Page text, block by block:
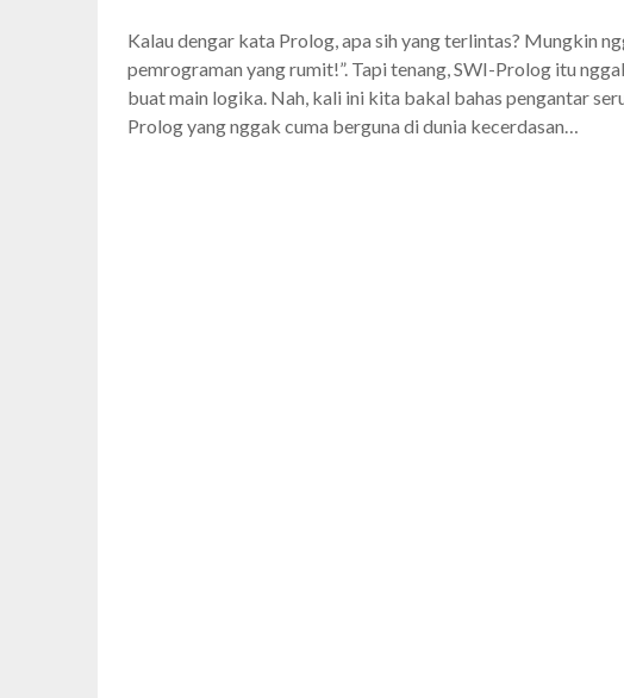
Kalau dengar kata Prolog, apa sih yang terlintas? Mungkin
pemrograman yang rumit!”. Tapi tenang, SWI-Prolog itu
buat main logika. Nah, kali ini kita bakal bahas pengantar
Prolog yang nggak cuma berguna di dunia kecerdasan…